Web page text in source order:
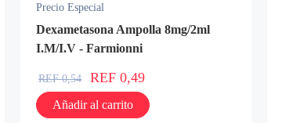
Precio Especial
Dexametasona Ampolla 8mg/2ml
I.M/I.V - Farmionni
REF0,54 REF 0,49
Añadir al carrito